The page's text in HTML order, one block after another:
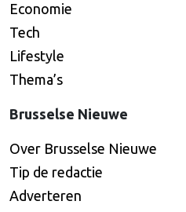
Economie
Tech
Lifestyle
Thema’s
Brusselse Nieuwe
Over Brusselse Nieuwe
Tip de redactie
Adverteren